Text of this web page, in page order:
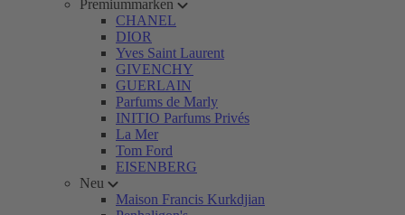
Premiummarken
CHANEL
DIOR
Yves Saint Laurent
GIVENCHY
GUERLAIN
Parfums de Marly
INITIO Parfums Privés
La Mer
Tom Ford
EISENBERG
Neu
Maison Francis Kurkdjian